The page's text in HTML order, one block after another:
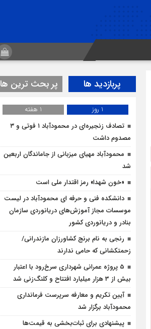
پربازدید ها پر بحث ترین ها
1 روز
1 هفته
تصادف زنجیره‌ای در محمودآباد ۱ فوتی و ۳
مصدوم داشت
محمودآباد مهیای میزبانی از جاماندگان اربعین
شد
«خون شهدا» رمز اقتدار ملی است
دانشکده فنی و حرفه ای محمودآباد در لیست
موسسات مجاز آموزش‌های دریانوردی سازمان
بنادر و دریانوردی کشور
رنجی به نام برنج کشاورزان مازندرانی/
زحمتکشانی که حامی ندارند
5 پروژه‌ عمرانی شهرداری سرخ‌رود با اعتبار
بیش از 3 هزار میلیارد افتتاح و کلنگ‌زنی شد
آیین تکریم و معارفه سرپرست فرمانداری
محمودآباد برگزار شد
پیشنهادی برای ثبات‌بخشی به قیمت‌ها